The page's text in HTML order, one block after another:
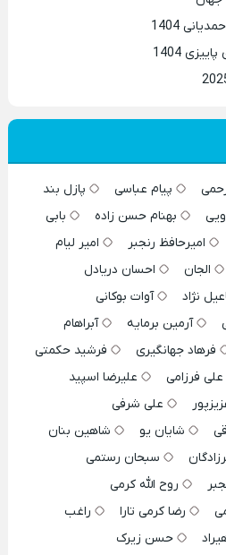
1404
1404
پیام عباسی
پازل بند
بهنام حسن زاده
بابی
امیرحافظ رنجبر
امیر لیام
الجان
احسان دریادل
نژاد
آوات بوکانی
آرمین برمایه
آبراهام
فرهاد جهانگیری
فرشید حکمتی
علی فرزامی
علیرضا اسپید
علی شرفی
شایان یو
شاهین بنان
سبحان رستمی
روح الله کرمی
رضا کرمی تارا
راغب
حسن زیرک